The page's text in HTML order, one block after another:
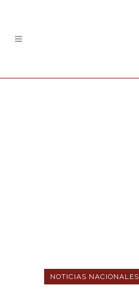
NOTICIAS NACIONALES